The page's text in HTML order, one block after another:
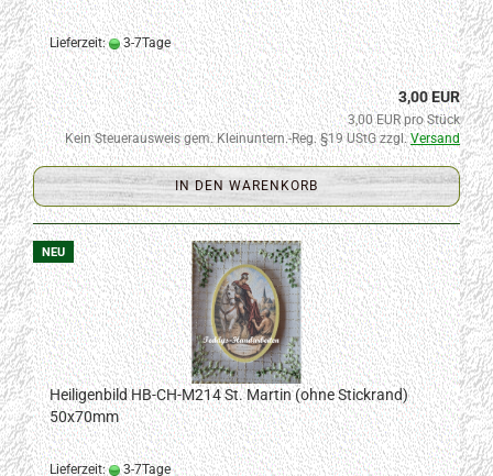
Lieferzeit: 3-7Tage
3,00 EUR
3,00 EUR pro Stück
Kein Steuerausweis gem. Kleinuntern.-Reg. §19 UStG zzgl.Versand
IN DEN WARENKORB
NEU
Heiligenbild HB-CH-M214 St. Martin (ohne Stickrand)
50x70mm
Lieferzeit: 3-7Tage